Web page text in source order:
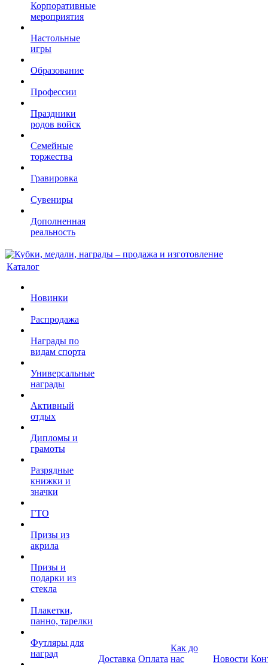
Корпоративные
мероприятия
Настольные
игры
Образование
Профессии
Праздники
родов войск
Семейные
торжества
Гравировка
Сувениры
Дополненная
реальность
Каталог
Новинки
Распродажа
Награды по
видам спорта
Универсальные
награды
Активный
отдых
Дипломы и
грамоты
Разрядные
книжки и
значки
ГТО
Призы из
акрила
Призы и
подарки из
стекла
Плакетки,
панно, тарелки
Футляры для
наград
Доставка Оплата
Как до
нас
Новости